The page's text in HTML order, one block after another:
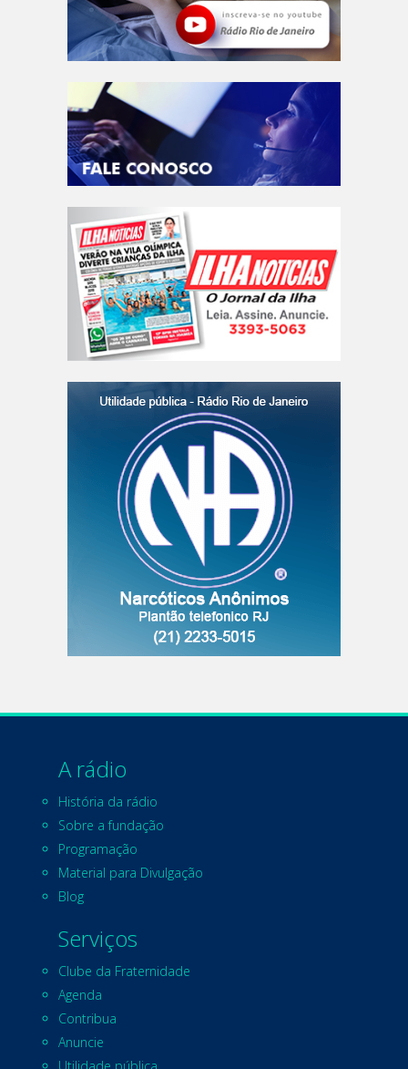
A rádio
História da rádio
Sobre a fundação
Programação
Material para Divulgação
Blog
Serviços
Clube da Fraternidade
Agenda
Contribua
Anuncie